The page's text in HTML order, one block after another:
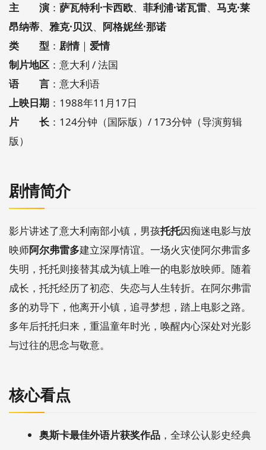
主 演 ： 萨瓦特利·卡西欧、 菲利浦·诺瓦雷、 马克·莱
昂纳蒂、 雅克·贝汉、 阿格妮丝·那诺
类 型 ： 剧情｜ 爱情
制片地区 ：意大利 / 法国
语 言 ：意大利语
上映日期 ：1988年11月17日
片 长 ：124分钟（国际版）/ 173分钟（导演剪辑
版）
剧情简介
影片讲述了意大利南部小镇，男孩托托因痴迷电影与放
映师阿尔弗雷多建立深厚情谊。一场火灾使阿尔弗雷多
失明，托托则接替其成为镇上唯一的电影放映师。随着
成长，托托经历了初恋、失恋与人生转折。在阿尔弗雷
多的劝导下，他离开小镇，追寻梦想，踏上电影之路。
多年后托托归来，重温童年时光，唤醒内心深处对光影
与过往的思念与敬意。
核心看点
奥斯卡最佳外语片获奖作品 ，全球公认影史经典